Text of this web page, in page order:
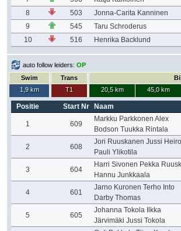
8
503
Jonna-Carita Kanninen
9
545
Taru Schroderus
10
516 Henrika Backlund
auto follow leiders: OP
Swim
1,9 km
Trans
T1
20,5 km
45,0 km
Positie Start Nr Naam
1 609
Markku Parkkonen Alex
Bodson Tuukka Rintala
2 608
Jori Ruuskanen Jussi Heiro
Pauli Ylikotila
3 604
Harri Sivonen Pekka
Hannu Junkkaala
4 601
Jarno Kuronen Terho Into
Darby Thomas
5 605
Johanna Tokola Ilkka
Järvimäki Jussi Tokola